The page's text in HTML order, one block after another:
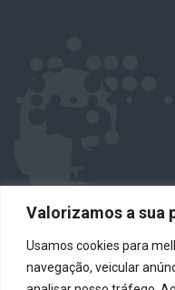
Valorizamos a sua
Usamos cookies para
navegação, veicular
Norte